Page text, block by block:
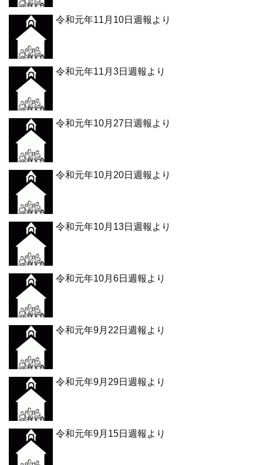
令和元年11月10日週報より
令和元年11月3日週報より
令和元年10月27日週報より
令和元年10月20日週報より
令和元年10月13日週報より
令和元年10月6日週報より
令和元年9月22日週報より
令和元年9月29日週報より
令和元年9月15日週報より